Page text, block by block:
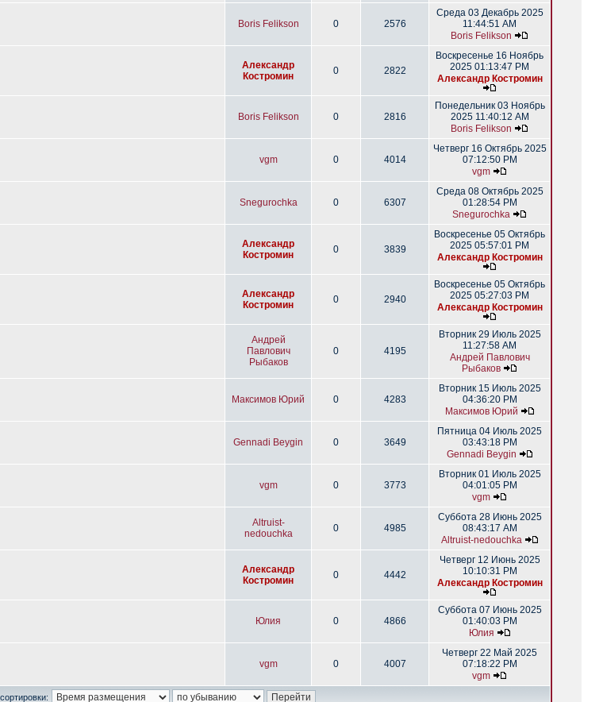
Boris Felikson 0 2576
Среда 03 Декабрь 2025
11:44:51 AM
Boris Felikson
Александр
Костромин
0 2822
Воскресенье 16 Ноябрь
2025 01:13:47 PM
Александр Костромин
Boris Felikson 0 2816
Понедельник 03 Ноябрь
2025 11:40:12 AM
Boris Felikson
vgm 0 4014
Четверг 16 Октябрь 2025
07:12:50 PM
vgm
Snegurochka 0 6307
Среда 08 Октябрь 2025
01:28:54 PM
Snegurochka
Александр
Костромин
0 3839
Воскресенье 05 Октябрь
2025 05:57:01 PM
Александр Костромин
Александр
Костромин
0 2940
Воскресенье 05 Октябрь
2025 05:27:03 PM
Александр Костромин
Андрей
Павлович
Рыбаков
0 4195
Вторник 29 Июль 2025
11:27:58 AM
Андрей Павлович
Рыбаков
Максимов Юрий 0 4283
Вторник 15 Июль 2025
04:36:20 PM
Максимов Юрий
Gennadi Beygin 0 3649
Пятница 04 Июль 2025
03:43:18 PM
Gennadi Beygin
vgm 0 3773
Вторник 01 Июль 2025
04:01:05 PM
vgm
Altruist-
nedouchka
0 4985
Суббота 28 Июнь 2025
08:43:17 AM
Altruist-nedouchka
Александр
Костромин
0 4442
Четверг 12 Июнь 2025
10:10:31 PM
Александр Костромин
Юлия 0 4866
Суббота 07 Июнь 2025
01:40:03 PM
Юлия
vgm 0 4007
Четверг 22 Май 2025
07:18:22 PM
vgm